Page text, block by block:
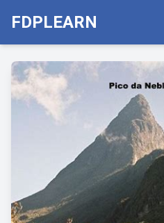
FDPLEARN